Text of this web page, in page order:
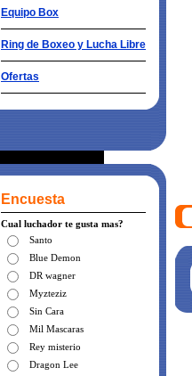
Equipo Box
Ring de Boxeo y Lucha Libre
Ofertas
Encuesta
Cual luchador te gusta mas?
Santo
Blue Demon
DR wagner
Myzteziz
Sin Cara
Mil Mascaras
Rey misterio
Dragon Lee